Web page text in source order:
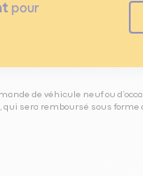
pour
de véhicule neuf ou
, qui sera remboursé sous